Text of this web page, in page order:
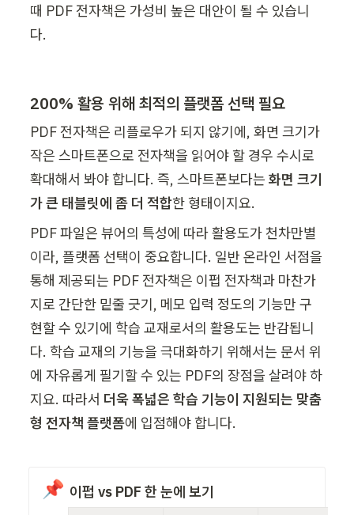
때 PDF 전자책은 가성비 높은 대안이 될 수 있습니
다.
200% 활용 위해 최적의 플랫폼 선택 필요
PDF 전자책은 리플로우가 되지 않기에, 화면 크기가
작은 스마트폰으로 전자책을 읽어야 할 경우 수시로
확대해서 봐야 합니다. 즉, 스마트폰보다는 화면 크기
가 큰 태블릿에 좀 더 적합한 형태이지요.
PDF 파일은 뷰어의 특성에 따라 활용도가 천차만별
이라, 플랫폼 선택이 중요합니다. 일반 온라인 서점을
통해 제공되는 PDF 전자책은 이펍 전자책과 마찬가
지로 간단한 밑줄 긋기, 메모 입력 정도의 기능만 구
현할 수 있기에 학습 교재로서의 활용도는 반감됩니
다. 학습 교재의 기능을 극대화하기 위해서는 문서 위
에 자유롭게 필기할 수 있는 PDF의 장점을 살려야 하
지요. 따라서 더욱 폭넓은 학습 기능이 지원되는 맞춤
형 전자책 플랫폼에 입점해야 합니다.
📌 이펍 vs PDF 한 눈에 보기